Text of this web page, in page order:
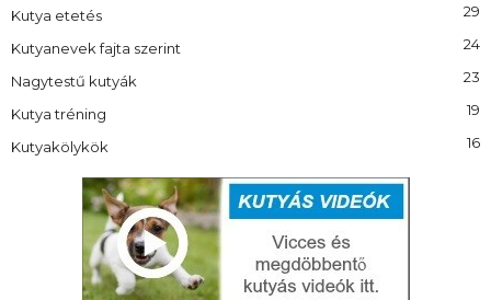
Kutya etetés 29
Kutyanevek fajta szerint 24
Nagytestű kutyák 23
Kutya tréning 19
Kutyakölykök 16